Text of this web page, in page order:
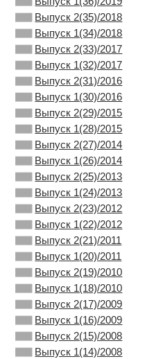
Выпуск 2(35)/2018
Выпуск 1(34)/2018
Выпуск 2(33)/2017
Выпуск 1(32)/2017
Выпуск 2(31)/2016
Выпуск 1(30)/2016
Выпуск 2(29)/2015
Выпуск 1(28)/2015
Выпуск 2(27)/2014
Выпуск 1(26)/2014
Выпуск 2(25)/2013
Выпуск 1(24)/2013
Выпуск 2(23)/2012
Выпуск 1(22)/2012
Выпуск 2(21)/2011
Выпуск 1(20)/2011
Выпуск 2(19)/2010
Выпуск 1(18)/2010
Выпуск 2(17)/2009
Выпуск 1(16)/2009
Выпуск 2(15)/2008
Выпуск 1(14)/2008